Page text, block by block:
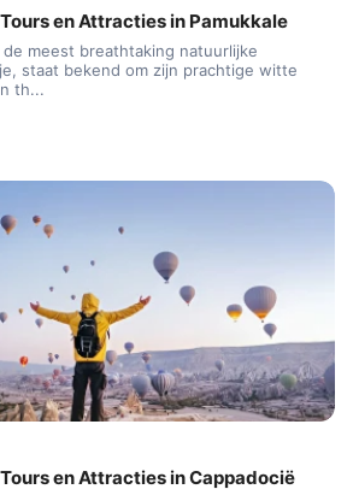
en Attracties in Pamukkale
de meest breathtaking natuurlijke
staat bekend om zijn prachtige witte
th...
en Attracties in Cappadocië